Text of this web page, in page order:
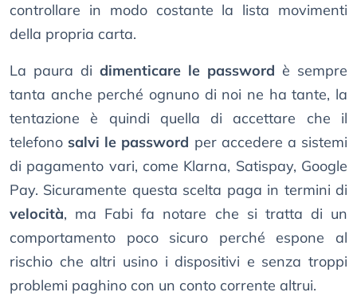
controllare in modo costante la lista movimenti
della propria carta.
La paura di dimenticare le password è sempre
tanta anche perché ognuno di noi ne ha tante, la
tentazione è quindi quella di accettare che il
telefono salvi le password per accedere a sistemi
di pagamento vari, come Klarna, Satispay, Google
Pay. Sicuramente questa scelta paga in termini di
velocità, ma Fabi fa notare che si tratta di un
comportamento poco sicuro perché espone al
rischio che altri usino i dispositivi e senza troppi
problemi paghino con un conto corrente altrui.